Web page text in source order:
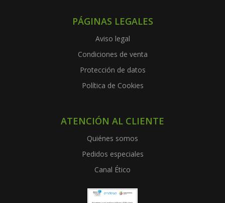
PÁGINAS LEGALES
Aviso legal
Condiciones de venta
Protección de datos
Política de Cookies
ATENCIÓN AL CLIENTE
Quiénes somos
Pedidos especiales
Canal Ético